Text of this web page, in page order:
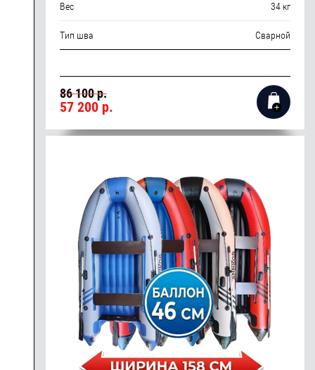
Вес 34 кг
Тип шва Сварной
86 100 р.
57 200р.